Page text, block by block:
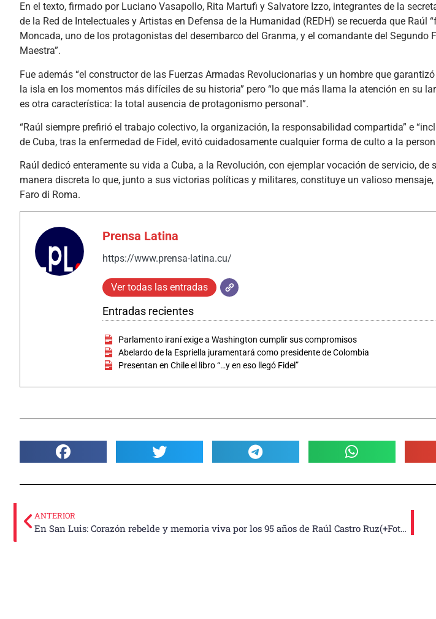
En el texto, firmado por Luciano Vasapollo, Rita Martufi y Salvatore Izzo, integrantes de la
de la Red de Intelectuales y Artistas en Defensa de la Humanidad (REDH) se recuerda que Raúl
Moncada, uno de los protagonistas del desembarco del Granma, y el comandante del Segundo
Maestra”.
Fue además “el constructor de las Fuerzas Armadas Revolucionarias y un hombre que
la isla en los momentos más difíciles de su historia” pero “lo que más llama la atención en su
es otra característica: la total ausencia de protagonismo personal”.
“Raúl siempre prefirió el trabajo colectivo, la organización, la responsabilidad compartida” e
de Cuba, tras la enfermedad de Fidel, evitó cuidadosamente cualquier forma de culto a la
Raúl dedicó enteramente su vida a Cuba, a la Revolución, con ejemplar vocación de servicio, de
manera discreta lo que, junto a sus victorias políticas y militares, constituye un valioso mensaje,
Faro di Roma.
Prensa Latina
https://www.prensa-latina.cu/
Ver todas las entradas
Entradas recientes
Parlamento iraní exige a Washington cumplir sus compromisos
Abelardo de la Espriella juramentará como presidente de Colombia
Presentan en Chile el libro “…y en eso llegó Fidel”
ANTERIOR
En San Luis: Corazón rebelde y memoria viva por los 95 años de Raúl Castro Ruz(+Fotos)